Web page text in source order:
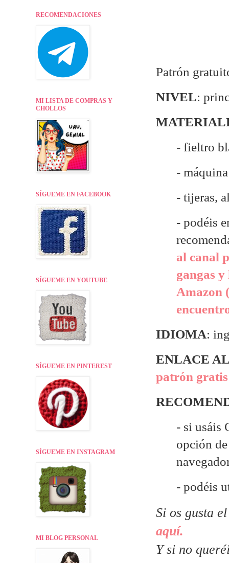
Patrón
NIVEL:
- fieltro
-
- tijeras,
- podéis
al canal
gangas
Amazon
IDIOMA:
ENLACE
patrón gratis
- si usáis
opción
- podéis
Si os gusta
aquí.
Y si no
RECOMENDACIONES
MI LISTA DE COMPRAS Y
CHOLLOS
SÍGUEME EN FACEBOOK
SÍGUEME EN YOUTUBE
SÍGUEME EN PINTEREST
SÍGUEME EN INSTAGRAM
MI BLOG PERSONAL